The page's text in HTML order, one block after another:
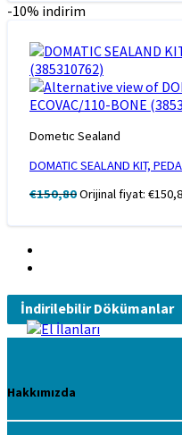
-10% indirim
Dometıc Sealand
DOMATIC SEALAND KIT,
€150,80Orijinal fiyat:
İndirilebilir Dökümanlar
Hakkımızda